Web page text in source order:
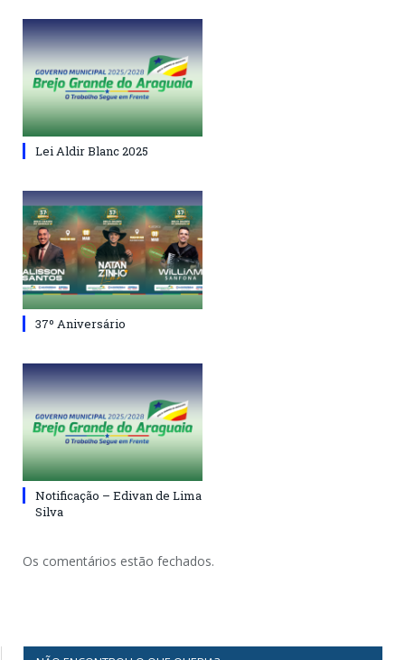
Lei Aldir Blanc 2025
37º Aniversário
Notificação – Edivan de Lima
Silva
Os comentários estão fechados.